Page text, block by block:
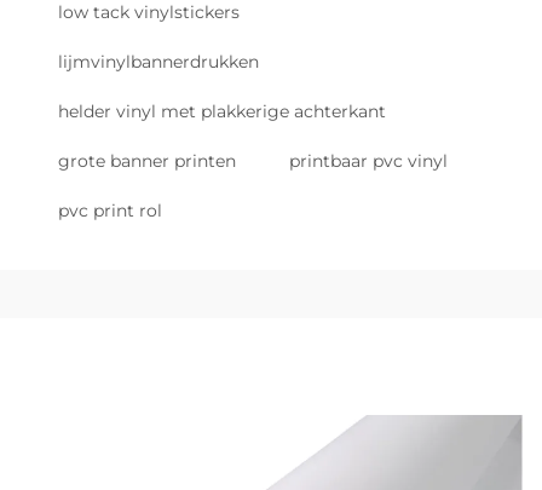
low tack vinylstickers
lijmvinylbannerdrukken
helder vinyl met plakkerige achterkant
grote banner printen printbaar pvc vinyl
pvc print rol